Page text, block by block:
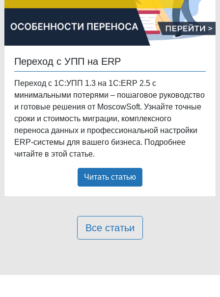
Переход с УПП на ERP
Переход с 1С:УПП 1.3 на 1С:ERP 2.5 с
минимальными потерями – пошаговое руководство
и готовые решения от MoscowSoft. Узнайте точные
сроки и стоимость миграции, комплексного
переноса данных и профессиональной настройки
ERP-системы для вашего бизнеса. Подробнее
читайте в этой статье.
Читать статью
Все статьи